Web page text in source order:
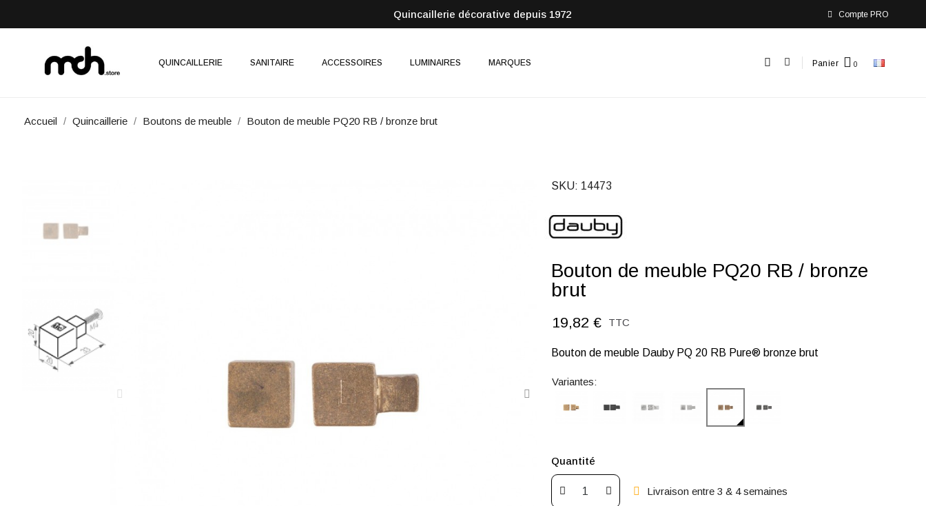
Quincaillerie décorative depuis 1972 Compte PRO
QUINCAILLERIE SANITAIRE ACCESSOIRES LUMINAIRES MARQUES Panier
Accueil Quincaillerie Boutons de meuble Bouton de meuble PQ20 RB / bronze brut
SKU 14473
Bouton de meuble PQ20 RB / bronze
brut
19,82 € TTC
Bouton de meuble Dauby PQ 20 RB Pure® bronze brut
Variantes:
Quantité
Livraison entre 3 & 4 semaines